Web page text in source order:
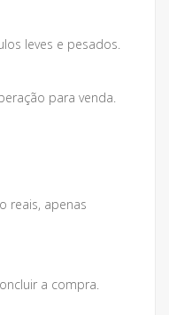
leves e pesados.
para venda.
reais, apenas
a compra.